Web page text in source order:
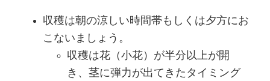
収穫は朝の涼しい時間帯もしくは夕方にお
こないましょう。
収穫は花（小花）が半分以上が開
き、茎に弾力が出てきたタイミング